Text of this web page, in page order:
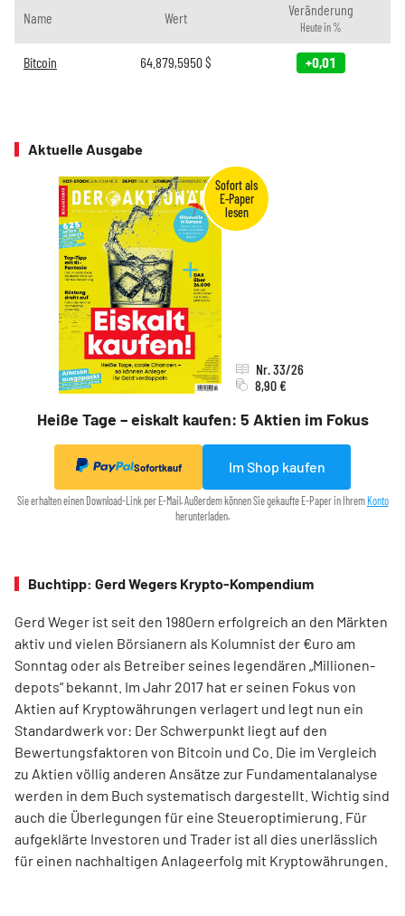
Name Wert Veränderung
Heute in %
Bitcoin 64.879,5950$ +0,01
Aktuelle Ausgabe
Heiße Tage – eiskalt kaufen: 5 Aktien im Fokus
Nr. 33/26
8,90 €
Sofortkauf Im Shop kaufen
Sie erhalten einen Download-Link per E-Mail. Außerdem können Sie gekaufte E-Paper in Ihrem Konto
herunterladen.
Buchtipp: Gerd Wegers Krypto-Kompendium
Gerd Weger ist seit den 1980ern erfolgreich an den Märkten
aktiv und vielen Börsianern als Kolumnist der €uro am
Sonntag oder als Betreiber seines legendären „Millionen­
depots“ bekannt. Im Jahr 2017 hat er seinen Fokus von
Aktien auf Kryptowährungen verlagert und legt nun ein
Standardwerk vor: Der Schwerpunkt liegt auf den
Bewertungsfaktoren von Bitcoin und Co. Die im Ver­gleich
zu Aktien völlig anderen Ansätze zur Fundamentalanalyse
werden in dem Buch systematisch dargestellt. Wichtig sind
auch die Überlegungen für eine Steueroptimierung. Für
aufgeklärte Investoren und Trader ist all dies unerlässlich
für einen nachhaltigen Anlageerfolg mit Kryptowährungen.